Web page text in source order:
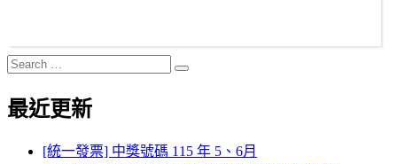
Search
for:
Search
最近更新
[統一發票] 中獎號碼 115 年 5、6月